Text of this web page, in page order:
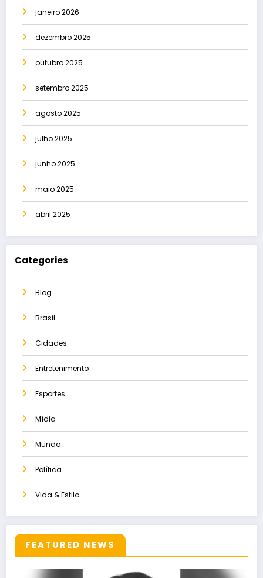
janeiro 2026
dezembro 2025
outubro 2025
setembro 2025
agosto 2025
julho 2025
junho 2025
maio 2025
abril 2025
Categories
Blog
Brasil
Cidades
Entretenimento
Esportes
Mídia
Mundo
Política
Vida & Estilo
FEATURED NEWS